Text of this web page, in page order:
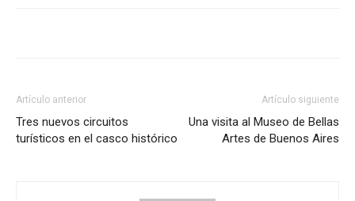
Artículo anterior
Tres nuevos circuitos
turísticos en el casco histórico
Artículo siguiente
Una visita al Museo de Bellas
Artes de Buenos Aires